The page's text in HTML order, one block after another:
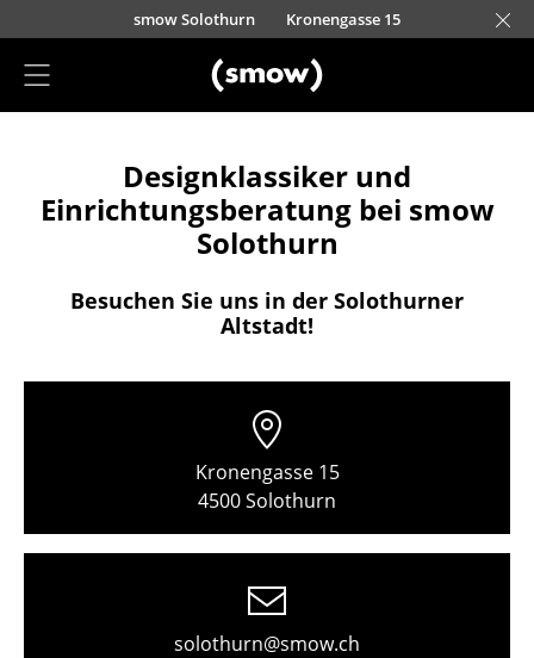
Direkt zum Inhaltsmow Solothurn Kronengasse 15
Einrichtungsberatung
Chemnitz
Designklassiker und
Einrichtungsberatung bei smow
Solothurn
Besuchen Sie uns in der Solothurner
Altstadt!
Kronengasse 15
4500 Solothurn
solothurn@smow.ch